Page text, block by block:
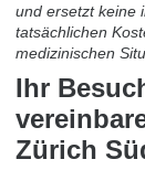
und ersetzt keine
tatsächlichen
medizinischen
Ihr
Zürich